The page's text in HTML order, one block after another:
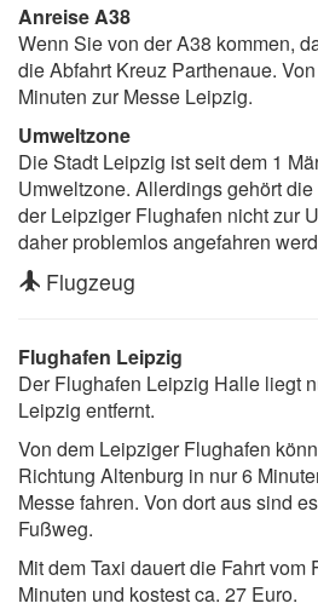
Anreise A38
Wenn Sie von der A38 kommen,
die Abfahrt Kreuz Parthenaue.
Minuten zur Messe Leipzig.
Umweltzone
Die Stadt Leipzig ist seit dem 1
Umweltzone. Allerdings gehört
der Leipziger Flughafen nicht zur
daher problemlos angefahren
Flugzeug
Flughafen Leipzig
Der Flughafen Leipzig Halle liegt
Leipzig entfernt.
Von dem Leipziger Flughafen
Richtung Altenburg in nur 6
Messe fahren. Von dort aus sind
Fußweg.
Mit dem Taxi dauert die Fahrt vom
Minuten und kostest ca. 27 Euro.